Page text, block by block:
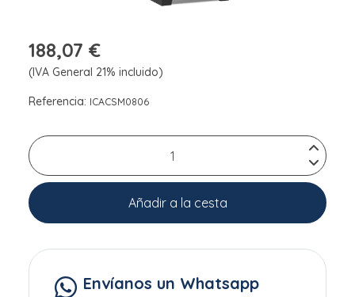
188,07 €
(IVA General 21% incluido)
Referencia: ICACSM0806
Añadir a la cesta
Envíanos un Whatsapp